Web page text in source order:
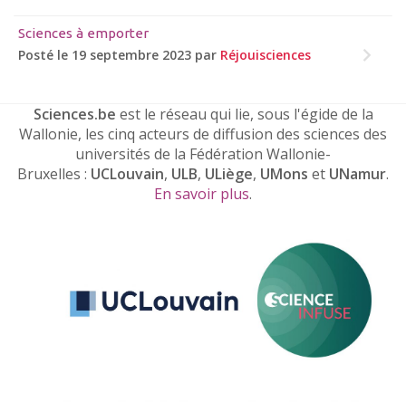
Sciences à emporter
Posté le 19 septembre 2023 par Réjouisciences
Sciences.be est le réseau qui lie, sous l'égide de la
Wallonie, les cinq acteurs de diffusion des sciences des
universités de la Fédération Wallonie-
Bruxelles : UCLouvain, ULB, ULiège, UMons et UNamur.
En savoir plus.